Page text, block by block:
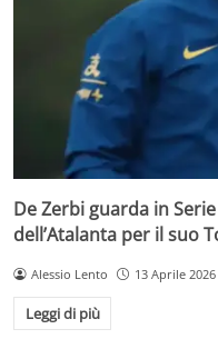
De Zerbi guarda in
dell’Atalanta per il suo
Alessio Lento 13 Aprile 2026
Leggi di più